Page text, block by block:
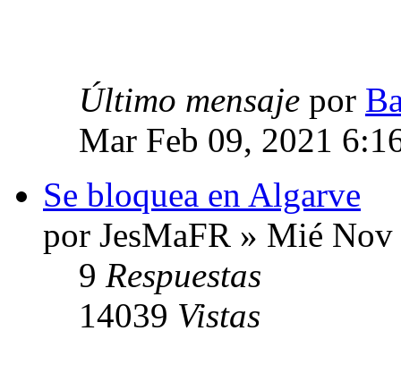
Último mensaje por
Mar Feb 09, 2021
Se bloquea en Algarve
por JesMaFR » Mié
9 Respuestas
14039 Vistas